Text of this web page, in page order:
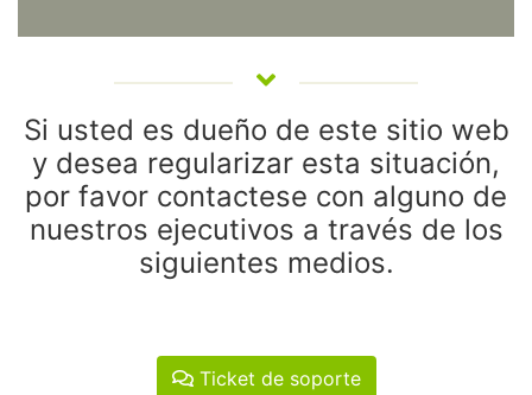
Si usted es dueño de este sitio web
y desea regularizar esta situación,
por favor contactese con alguno de
nuestros ejecutivos a través de los
siguientes medios.
Ticket de soporte